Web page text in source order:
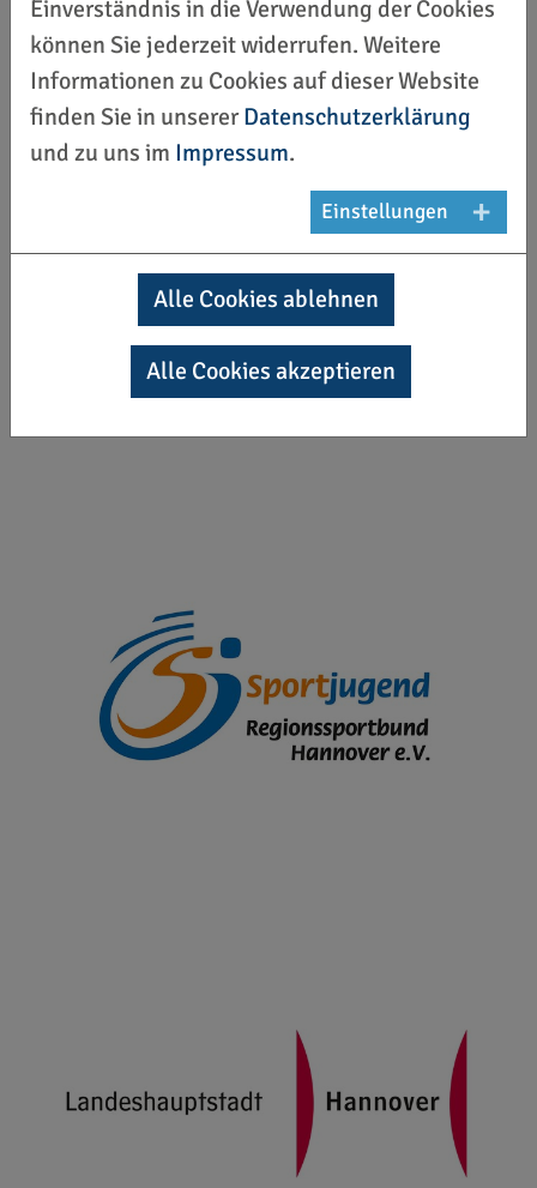
Einverständnis in die Verwendung der Cookies
können Sie jederzeit widerrufen. Weitere
Informationen zu Cookies auf dieser Website
finden Sie in unsererDatenschutzerklärung
und zu uns im Impressum.
Einstellungen
Alle Cookies ablehnen
Alle Cookies akzeptieren